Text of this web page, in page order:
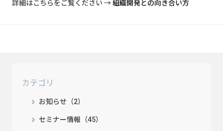
詳細はこちらをご覧ください →組織開発との向き合い方
カテゴリ
お知らせ（2）
セミナー情報（45）